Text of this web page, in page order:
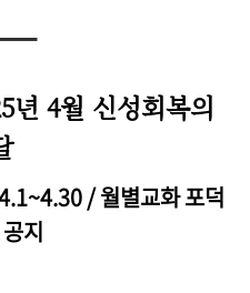
년 4월 신성회복의
/ 월별교화 포덕
지